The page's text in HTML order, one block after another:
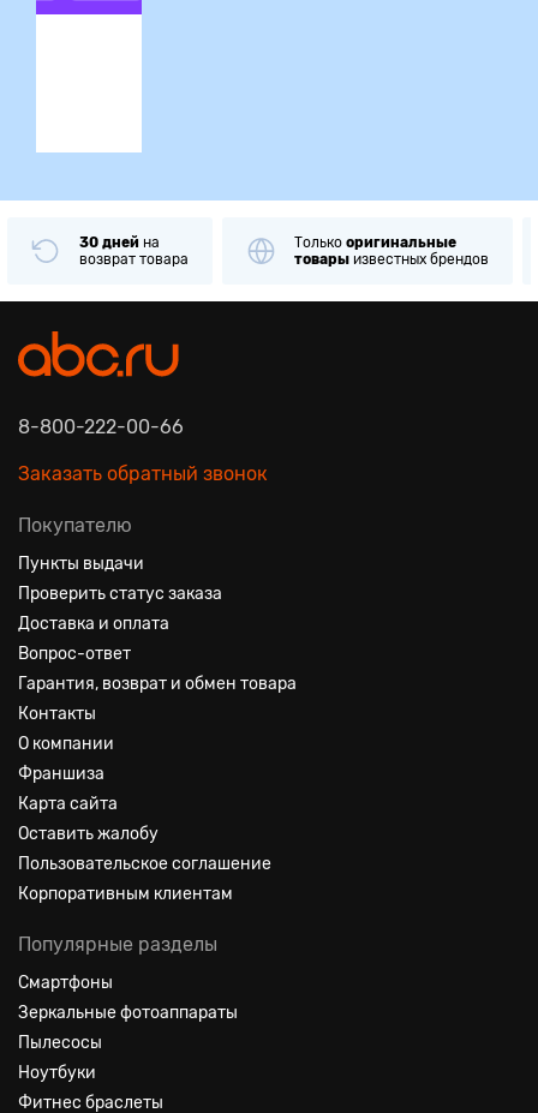
30 дней на
возврат товара
Только оригинальные
товары известных брендов
8-800-222-00-66
Заказать обратный звонок
Покупателю
Пункты выдачи
Проверить статус заказа
Доставка и оплата
Вопрос-ответ
Гарантия, возврат и обмен товара
Контакты
О компании
Франшиза
Карта сайта
Оставить жалобу
Пользовательское соглашение
Корпоративным клиентам
Популярные разделы
Смартфоны
Зеркальные фотоаппараты
Пылесосы
Ноутбуки
Фитнес браслеты